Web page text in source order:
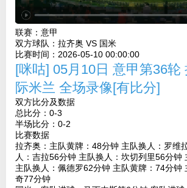
联赛： 意甲
双方球队： 拉齐奥 VS 国米
比赛时间： 2026-05-10 00:00:00
[咪咕] 05月10日 意甲第36轮
际米兰 全场录像[有比分]
双方比分及数据
总比分：0-3
半场比分：0-2
比赛数据
拉齐奥：主队黄牌：48分钟 主队换人：罗维
人：吉拉56分钟 主队换人：坎切列里56分钟
主队换人：佩德罗62分钟 主队黄牌：74分钟
奇77分钟